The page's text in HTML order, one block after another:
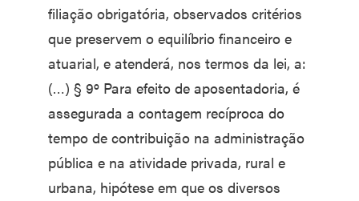
filiação obrigatória, observados critérios
que preservem o equilíbrio financeiro e
atuarial, e atenderá, nos termos da lei, a:
(…) § 9º Para efeito de aposentadoria, é
assegurada a contagem recíproca do
tempo de contribuição na administração
pública e na atividade privada, rural e
urbana, hipótese em que os diversos